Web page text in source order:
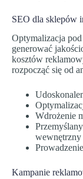
SEO dla sklepów
Optymalizacja
generować
kosztów
rozpocząć się od
Wdrożenie
wewnętrzny
Kampanie